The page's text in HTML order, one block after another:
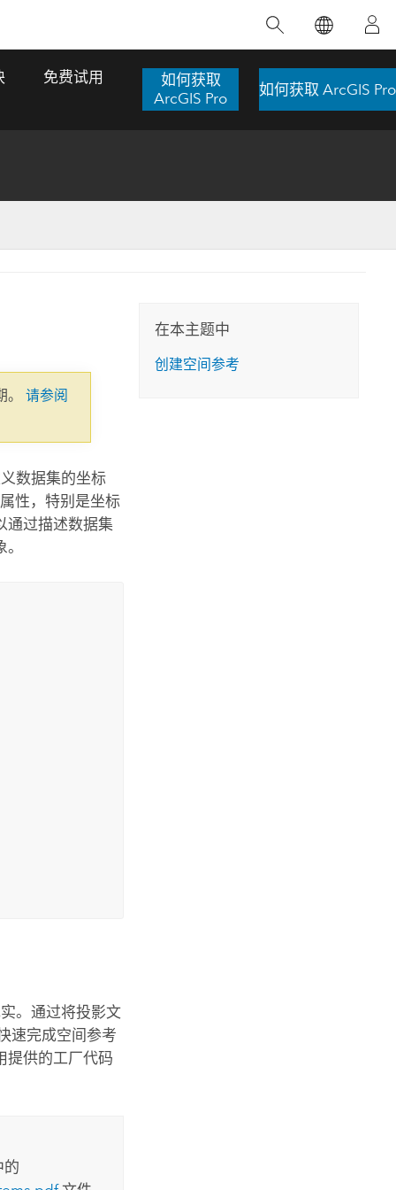
互式地图，探索产品功能，或者直接开始免
探索 ArcGIS Pro
动提供了有力支持。
数字孪生体
推荐书籍
免费试用
如何获取
ArcGIS Pro
如何获取 ArcGIS Pro
。请参阅
数据集的坐标
性，特别是坐标
通过描述数据集
。通过将投影文
速完成空间参考
提供的工厂代码
的
在本主题中
创建空间参考